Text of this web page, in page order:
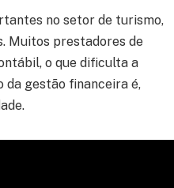
no setor de turismo,
Muitos prestadores de
o que dificulta a
da gestão financeira é,